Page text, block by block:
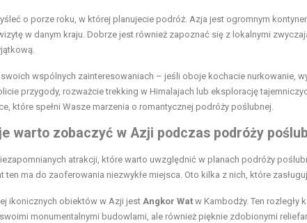
o porze roku, w której planujecie podróż. Azja jest ogromnym
w danym kraju. Dobrze jest również zapoznać się z lokalnymi
wspólnych zainteresowaniach – jeśli oboje kochacie nurkowanie,
przygody, rozważcie trekking w Himalajach lub eksplorację
które spełni Wasze marzenia o romantycznej podróży poślubnej.
warto zobaczyć w Azji podczas podróży
atrakcji, które warto uwzględnić w planach podróży
ten ma do zaoferowania niezwykłe miejsca. Oto kilka z nich, które
ikonicznych obiektów w Azji jest Angkor Wat w Kambodży. Ten rozległy
monumentalnymi budowlami, ale również pięknie zdobionymi